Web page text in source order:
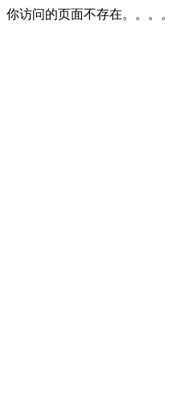
你访问的页面不存在。。。。